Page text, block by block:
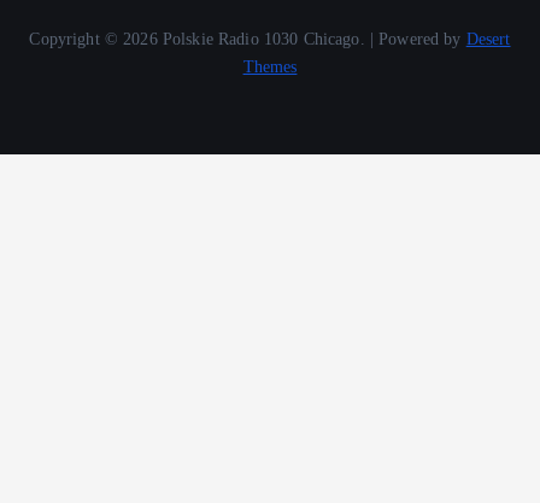
Copyright © 2026 Polskie Radio 1030 Chicago. | Powered by Desert
Themes